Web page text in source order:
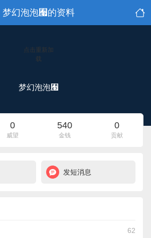
梦幻泡泡﫧的资料
点击重新加
载
梦幻泡泡﫧
0
威望
540
金钱
0
贡献
发短消息
62